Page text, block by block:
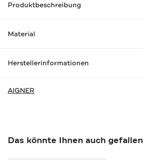
Produktbeschreibung
Material
Herstellerinformationen
AIGNER
Das könnte Ihnen auch gefallen